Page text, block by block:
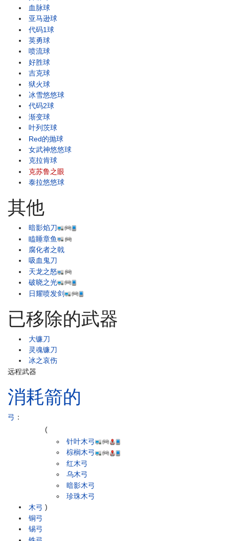
血脉球
亚马逊球
代码1球
英勇球
喷流球
好胜球
吉克球
狱火球
冰雪悠悠球
代码2球
渐变球
叶列茨球
Red的抛球
女武神悠悠球
克拉肯球
克苏鲁之眼
泰拉悠悠球
其他
暗影焰刀
瞌睡章鱼
腐化者之戟
吸血鬼刀
天龙之怒
破晓之光
日耀喷发剑
已移除的武器
大镰刀
灵魂镰刀
冰之哀伤
远程武器
消耗箭的
弓 ：
木弓
(
针叶木弓
棕榈木弓
红木弓
乌木弓
暗影木弓
珍珠木弓
)
铜弓
锡弓